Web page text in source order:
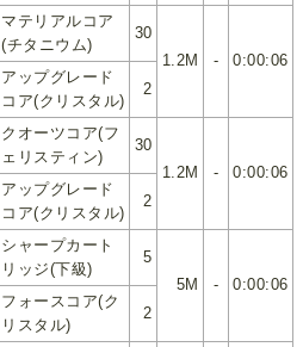
マテリアルコア
(チタニウム)
30
1.2M
-
0:00:06
アップグレード
コア(クリスタル)
2
クオーツコア(フ
ェリスティン)
30
1.2M
-
0:00:06
アップグレード
コア(クリスタル)
2
シャープカート
リッジ(下級)
5
5M
-
0:00:06
フォースコア(ク
リスタル)
2